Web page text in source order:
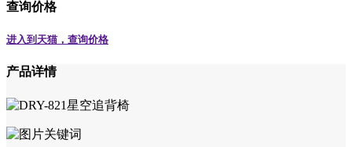
查询价格
进入到天猫，查询价格
产品详情